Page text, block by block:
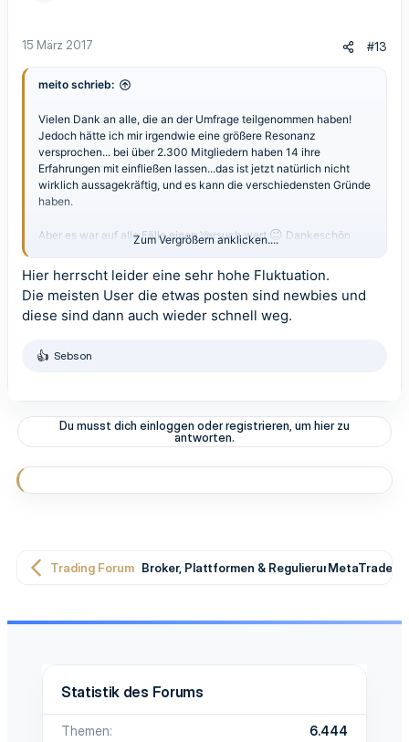
15 März 2017 #13
meito schrieb:
Vielen Dank an alle, die an der Umfrage teilgenommen haben!
Jedoch hätte ich mir irgendwie eine größere Resonanz
versprochen... bei über 2.300 Mitgliedern haben 14 ihre
Erfahrungen mit einfließen lassen...das ist jetzt natürlich nicht
wirklich aussagekräftig, und es kann die verschiedensten Gründe
haben.
Aber es war auf alle Fälle einen Versuch wert 😉 Dankeschön
Zum Vergrößern anklicken....
Hier herrscht leider eine sehr hohe Fluktuation.
Die meisten User die etwas posten sind newbies und
diese sind dann auch wieder schnell weg.
R
t
o
n
n
Sebson
Du musst dich einloggen oder registrieren, um hier zu
antworten.
Trading Forum Broker, Plattformen & RegulierungMetaTrader
Statistik des Forums
Themen
6.444